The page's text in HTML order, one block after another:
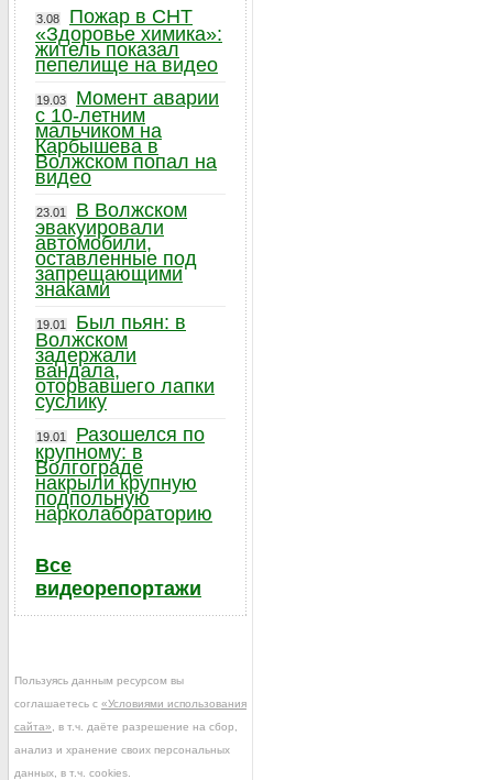
3.08
Пожар в СНТ
«Здоровье химика»:
житель показал
пепелище на видео
19.03
Момент аварии
с 10-летним
мальчиком на
Карбышева в
Волжском попал на
видео
23.01
В Волжском
эвакуировали
автомобили,
оставленные под
запрещающими
знаками
19.01
Был пьян: в
Волжском
задержали
вандала,
оторвавшего лапки
суслику
19.01
Разошелся по
крупному: в
Волгограде
накрыли крупную
подпольную
нарколабораторию
Все
видеорепортажи
Пользуясь данным ресурсом вы
соглашаетесь с «Условиями использования
сайта» , в т.ч. даёте разрешение на сбор,
анализ и хранение своих персональных
данных, в т.ч. cookies.